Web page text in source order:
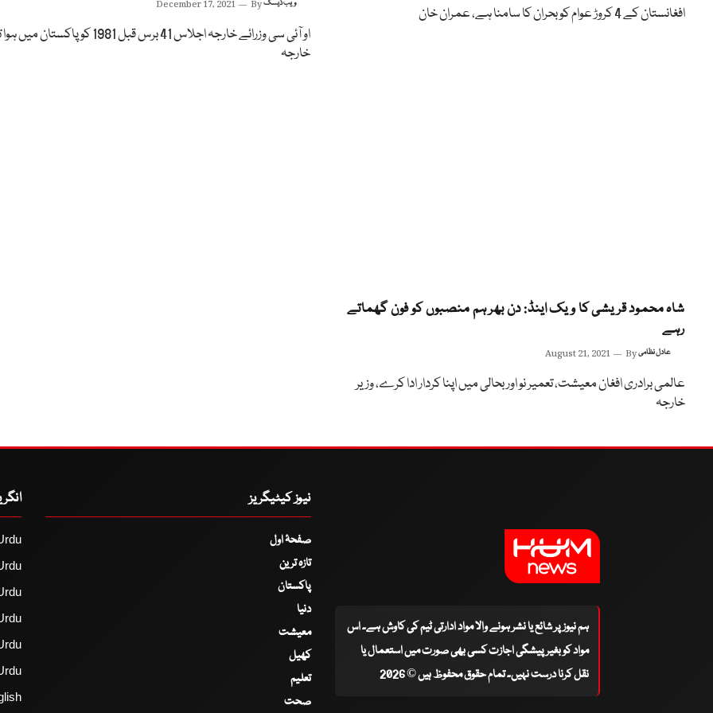
افغانستان کے 4 کروڑ عوام کو بحران کا سامنا ہے، عمران خان December 17, 2021 Byویب ڈیسک
او آئی سی وزرائے خارجہ اجلاس 41 برس قبل 1981 کو
خارجہ
شاہ محمود قریشی کا ویک اینڈ: دن بھر ہم منصبوں کو فون گھماتے
رہے
August 21, 2021 Byعادل نظامی
عالمی برادری افغان معیشت، تعمیر نو اور بحالی میں اپنا کردار ادا کرے، وزیر
خارجہ
ہم نیوز پر شائع یا نشر ہونے والا مواد ادارتی ٹیم کی کاوش ہے۔ اس
مواد کو بغیر پیشگی اجازت کسی بھی صورت میں استعمال یا
نقل کرنا درست نہیں۔ تمام حقوق محفوظ ہیں © 2026
نیوز کیٹیگریز
صفحۂ اول
تازہ ترین
پاکستان
دنیا
معیشت
کھیل
تعلیم
صحت